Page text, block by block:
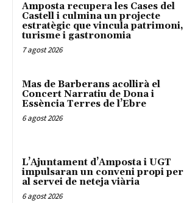
Amposta recupera les Cases del
Castell i culmina un projecte
estratègic que vincula patrimoni,
turisme i gastronomia
7 agost 2026
Mas de Barberans acollirà el
Concert Narratiu de Dona i
Essència Terres de l’Ebre
6 agost 2026
L’Ajuntament d’Amposta i UGT
impulsaran un conveni propi per
al servei de neteja viària
6 agost 2026